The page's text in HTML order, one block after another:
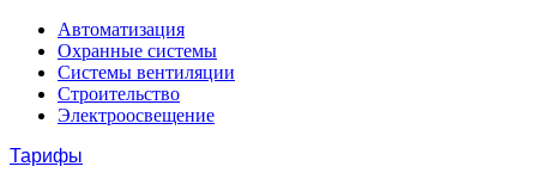
Автоматизация
Охранные системы
Системы вентиляции
Строительство
Электроосвещение
Тарифы